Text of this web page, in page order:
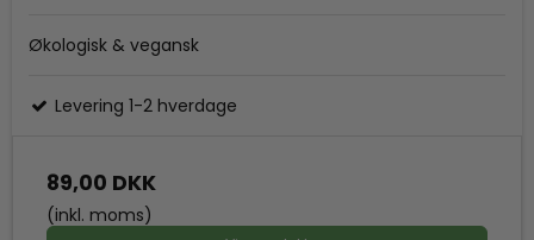
Økologisk & vegansk
Levering 1-2 hverdage
89,00 DKK
(inkl. moms)